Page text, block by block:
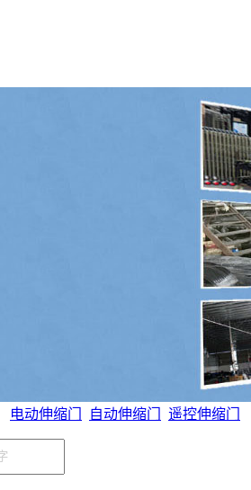
电动伸缩门 自动伸缩门 遥控伸缩门